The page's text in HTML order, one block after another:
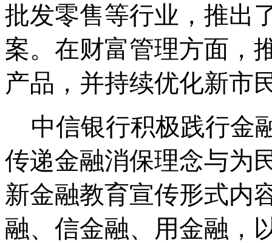
批发零售等行业，推出
案。在财富管理方面，
产品，并持续优化新市
中信银行积极践行金
传递金融消保理念与为
新金融教育宣传形式内
融、信金融、用金融，